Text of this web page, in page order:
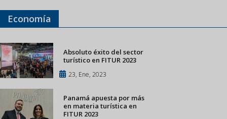
Economía
Absoluto éxito del sector
turístico en FITUR 2023
23, Ene, 2023
Panamá apuesta por más
en materia turística en
FITUR 2023